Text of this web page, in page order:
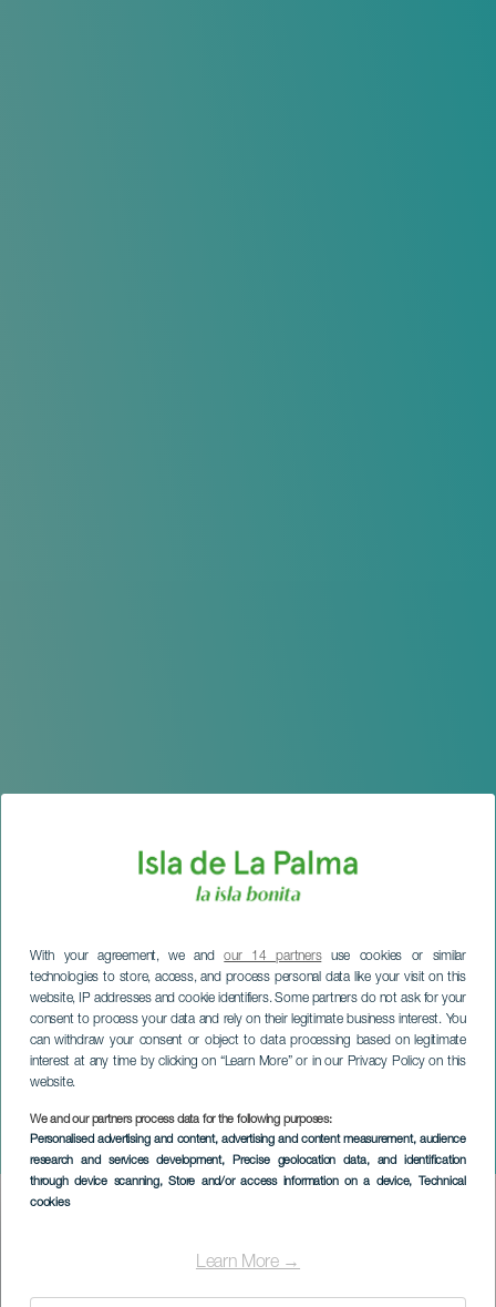
With your agreement, we andour 14 partnersuse cookies or similar
technologies to store, access, and process personal data like your visit on this
website, IP addresses and cookie identifiers. Some partners do not ask for your
consent to process your data and rely on their legitimate business interest. You
can withdraw your consent or object to data processing based on legitimate
interest at any time by clicking on “Learn More” or in our Privacy Policy on this
website.
We and our partners process data for the following purposes:
Personalised advertising and content, advertising and content measurement, audience
research and services development, Precise geolocation data, and identification
through device scanning, Store and/or access information on a device, Technical
cookies
Learn More →
Bolboreta: Festival de
Ilustración
LA PALMA
Imagen